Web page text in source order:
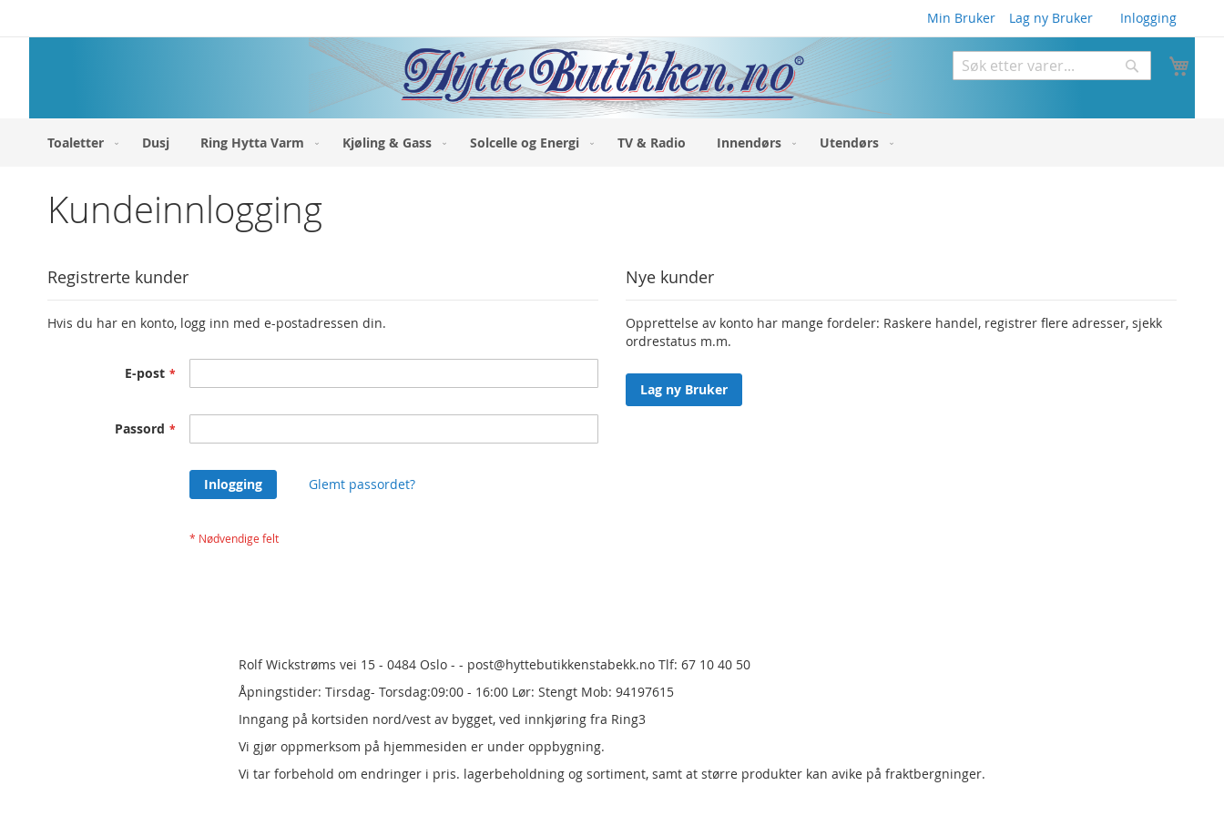
Min Bruker Inlogging
Lag ny Bruker
til
Søk
Toaletter Dusj Ring Hytta Varm Kjøling & Gass Solcelle og Energi TV & Radio Innendørs Utendørs
Kundeinnlogging
Registrerte kunder
Hvis du har en konto, logg inn med e-postadressen din.
E-post
Passord
Inlogging Glemt passordet?
Nye kunder
Opprettelse av konto har mange fordeler: Raskere handel, registrer flere adresser, sjekk
ordrestatus m.m.
Lag ny Bruker
Rolf Wickstrøms vei 15 - 0484 Oslo - - post@hyttebutikkenstabekk.no Tlf: 67 10 40 50
Åpningstider: Tirsdag- Torsdag:09:00 - 16:00 Lør: Stengt Mob: 94197615
Inngang på kortsiden nord/vest av bygget, ved innkjøring fra Ring3
Vi gjør oppmerksom på hjemmesiden er under oppbygning.
Vi tar forbehold om endringer i pris. lagerbeholdning og sortiment, samt at større produkter kan avike på fraktbergninger.